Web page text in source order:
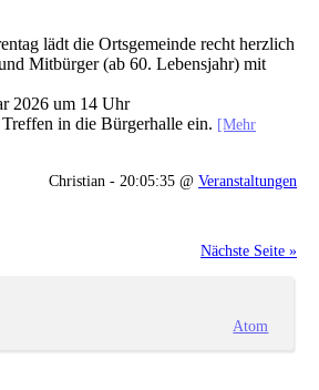
lädt die Ortsgemeinde recht herzlich
Mitbürger (ab 60. Lebensjahr) mit
2026 um 14 Uhr
in die Bürgerhalle ein. [Mehr
Christian - 20:05:35 @ Veranstaltungen
Nächste Seite »
Atom